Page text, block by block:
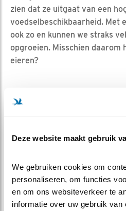
Deze website maakt gebruik
We gebruiken cookies om
personaliseren, om functies
en om ons websiteverkeer te
informatie over uw gebruik van
zien dat ze uitgaat van een
voedselbeschikbaarheid. Met
ook zo en kunnen we straks
opgroeien. Misschien daarom
eieren?